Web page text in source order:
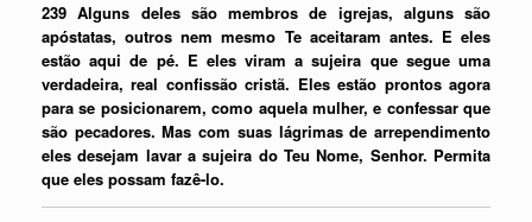
239 Alguns deles são membros de igrejas, alguns são
apóstatas, outros nem mesmo Te aceitaram antes. E eles
estão aqui de pé. E eles viram a sujeira que segue uma
verdadeira, real confissão cristã. Eles estão prontos agora
para se posicionarem, como aquela mulher, e confessar que
são pecadores. Mas com suas lágrimas de arrependimento
eles desejam lavar a sujeira do Teu Nome, Senhor. Permita
que eles possam fazê-lo.